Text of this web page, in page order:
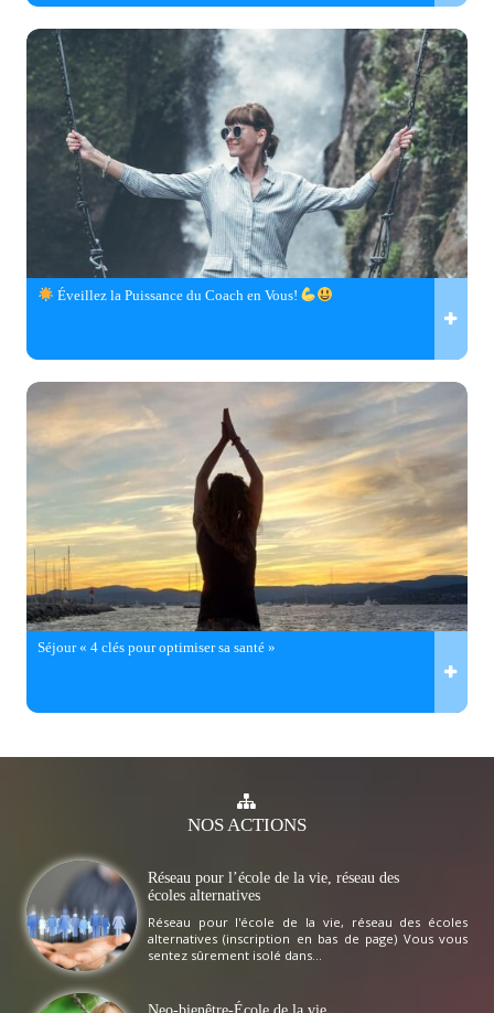
Éveillez la Puissance du Coach en Vous!
Séjour « 4 clés pour optimiser sa santé »
NOSACTIONS
Réseau pour l’école de la vie, réseau des
écoles alternatives
Réseau pour l'école de la vie, réseau des écoles
alternatives (inscription en bas de page) Vous vous
sentez sûrement isolé dans...